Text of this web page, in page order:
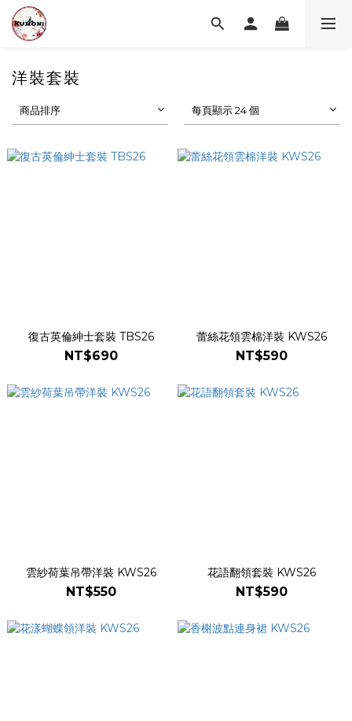
洋裝套裝
商品排序 每頁顯示 24 個
復古英倫紳士套裝 TBS26
NT$690
蕾絲花領雲棉洋裝 KWS26
NT$590
雲紗荷葉吊帶洋裝 KWS26
NT$550
花語翻領套裝 KWS26
NT$590